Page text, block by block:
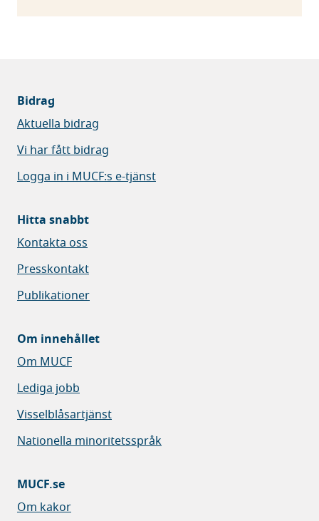
Bidrag
Aktuella bidrag
Vi har fått bidrag
Logga in i MUCF:s e-tjänst
Hitta snabbt
Kontakta oss
Presskontakt
Publikationer
Om innehållet
Om MUCF
Lediga jobb
Visselblåsartjänst
Nationella minoritetsspråk
MUCF.se
Om kakor